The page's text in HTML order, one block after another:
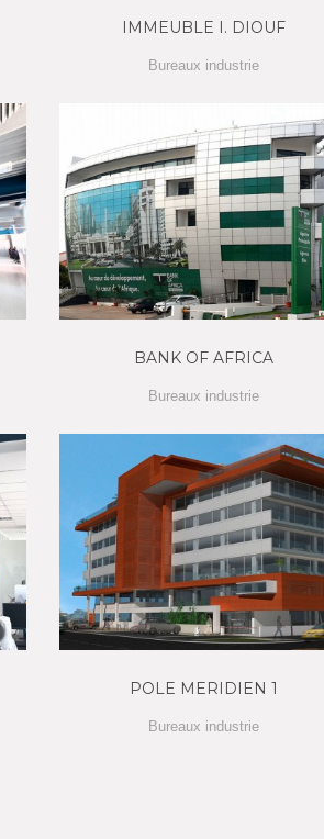
IMMEUBLE I. DIOUF
Bureaux industrie
BANK OF AFRICA
Bureaux industrie
POLE MERIDIEN 1
Bureaux industrie